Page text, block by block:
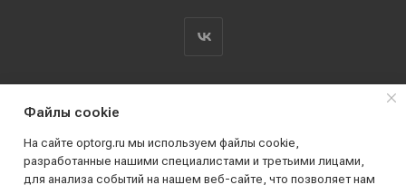
Файлы cookie
На сайте optorg.ru мы используем файлы cookie,
разработанные нашими специалистами и третьими лицами,
для анализа событий на нашем веб-сайте, что позволяет нам